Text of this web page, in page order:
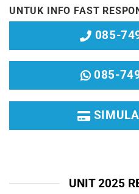
UNTUK INFO FAST
085-
085-
UNIT 2025